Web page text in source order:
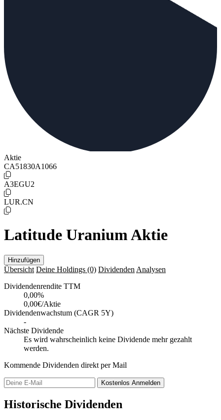
Aktie
CA51830A1066
A3EGU2
LUR.CN
Latitude Uranium Aktie
Hinzufügen
Übersicht Deine Holdings (0) Dividenden Analysen
Dividendenrendite TTM
0,00%
0,00€/Aktie
Dividendenwachstum (CAGR 5Y)
-
Nächste Dividende
Es wird wahrscheinlich keine Dividende mehr gezahlt
werden.
Kommende Dividenden direkt per Mail
Kostenlos Anmelden
Historische Dividenden